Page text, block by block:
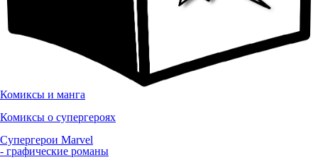
Комиксы и манга
Комиксы о супергероях
Супергерои Marvel
- графические романы